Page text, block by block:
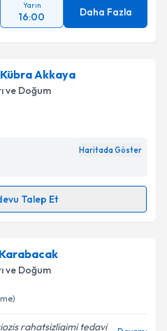
Yarın
16:00 Daha Fazla
Akkaya
ve Doğum
Haritada Göster
Talep Et
Akkayaiçin randevu takvimi
randevu almanız
e-posta ile
ve Doğum
rahatsizligimi tedavi